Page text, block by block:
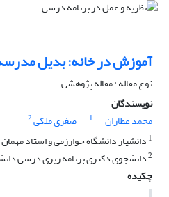
آموزش در خانه: بدیل
نوع مقاله : مقاله پژوهشی
نویسندگان
محمد عطاران
1 صغری ملکی2
1 دانشیار دانشگاه خوارزمی و استاد مهمان
2دانشجوی دکتری برنامه ‏ریزی درسی
چکیده